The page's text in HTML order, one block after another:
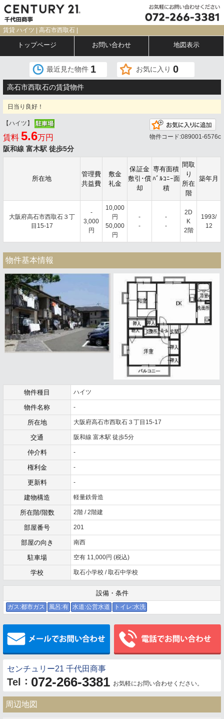
賃貸 ハイツ | 高石市西取石 |
トップページ お問い合わせ 地図表示
最近見た物件 1 お気に入り 0
高石市西取石の賃貸物件
日当り良好！
【ハイツ】
賃料 5.6万円
阪和線 富木駅 徒歩5分
物件コード:089001-6576c
所在地
管理費
共益費
敷金
礼金
保証金
敷引･償
却
専有面積
ﾊﾞﾙｺﾆｰ面
積
間取
り
所在
階
築年月
大阪府高石市西取石３丁
目15-17
-
3,000
円
10,000
円
50,000
円
-
-
-
-
2D
K
2階
1993/
12
物件基本情報
物件種目 ハイツ
物件名称 -
所在地 大阪府高石市西取石３丁目15-17
交通 阪和線 富木駅 徒歩5分
仲介料 -
権利金 -
更新料 -
建物構造 軽量鉄骨造
所在階/階数 2階 / 2階建
部屋番号 201
部屋の向き 南西
駐車場 空有 11,000円 (税込)
学校 取石小学校 / 取石中学校
設備・条件
ガス:都市ガス 風呂:有 水道:公営水道 トイレ:水洗
メールでお問い合わせ
センチュリー21 千代田商事
Tel ： 072-266-3381 お気軽にお問い合わせください。
周辺地図